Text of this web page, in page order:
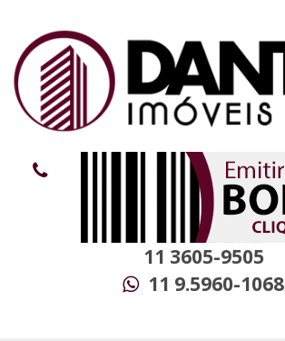
11 3605-9505
11 9.5960-1068